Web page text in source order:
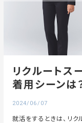
リクルートス
着用シーンは
2024/06/07
就活をするときは、リ